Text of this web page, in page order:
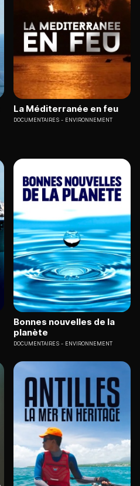
La Méditerranée en feu
DOCUMENTAIRES ENVIRONNEMENT
Bonnes nouvelles de la
planète
DOCUMENTAIRES ENVIRONNEMENT